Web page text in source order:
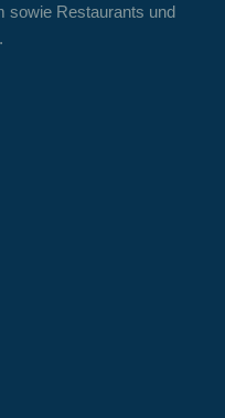
sowie Restaurants und